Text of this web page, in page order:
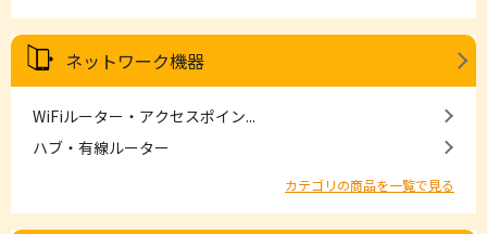
ネットワーク機器
WiFiルーター・アクセスポイン...
ハブ・有線ルーター
カテゴリの商品を一覧で見る